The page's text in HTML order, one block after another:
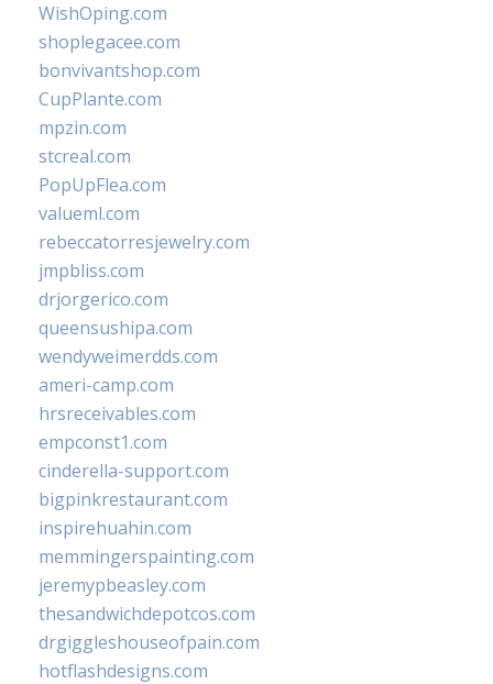
WishOping.com
shoplegacee.com
bonvivantshop.com
CupPlante.com
mpzin.com
stcreal.com
PopUpFlea.com
valueml.com
rebeccatorresjewelry.com
jmpbliss.com
drjorgerico.com
queensushipa.com
wendyweimerdds.com
ameri-camp.com
hrsreceivables.com
empconst1.com
cinderella-support.com
bigpinkrestaurant.com
inspirehuahin.com
memmingerspainting.com
jeremypbeasley.com
thesandwichdepotcos.com
drgiggleshouseofpain.com
hotflashdesigns.com